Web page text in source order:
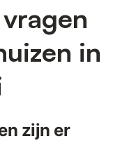
in
zijn er